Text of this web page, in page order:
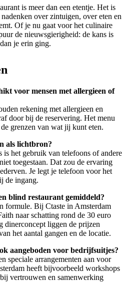
is meer dan een etentje. Het is
over zintuigen, over eten en
Of je nu gaat voor het culinaire
de nieuwsgierigheid: de kans is
je erin ging.
voor mensen met allergieen of
rekening met allergieen en
door bij de reservering. Het menu
grenzen van wat jij kunt eten.
als lichtbron?
is het gebruik van telefoons of andere
toegestaan. Dat zou de ervaring
Je legt je telefoon voor het
de ingang.
blind restaurant gemiddeld?
formule. Bij Ctaste in Amsterdam
naar schatting rond de 30 euro
dinerconcept liggen de prijzen
het aantal gangen en de locatie.
aangeboden voor bedrijfsuitjes?
speciale arrangementen aan voor
heeft bijvoorbeeld workshops
vertrouwen en samenwerking